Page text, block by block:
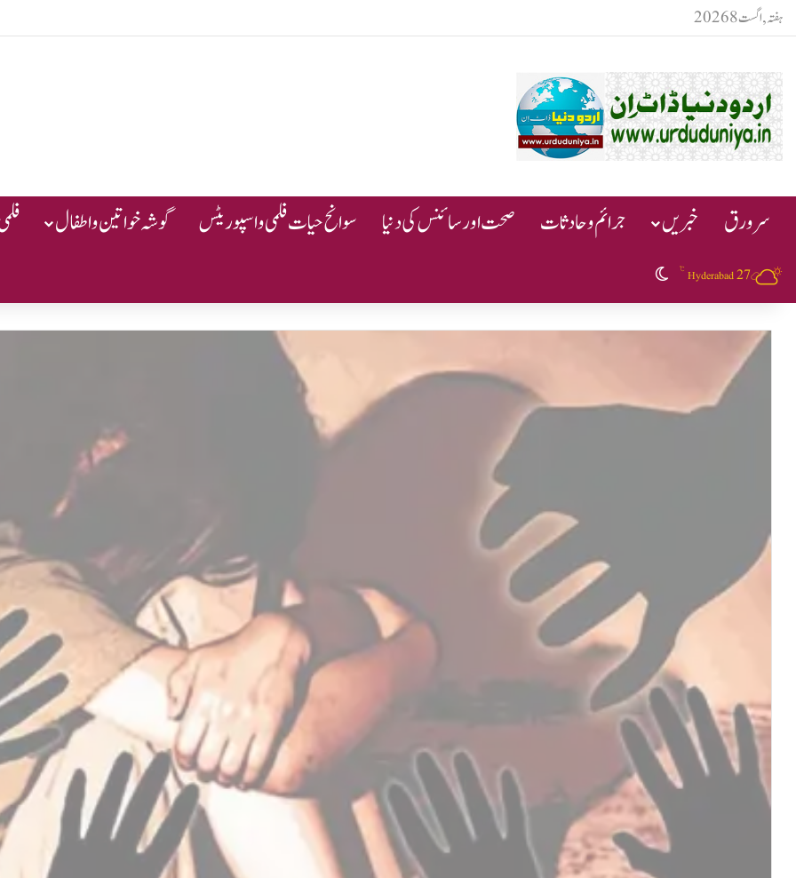
ہفتہ, اگست 8 2026
سرورق خبریں جرائم و حادثات صحت اور سائنس کی دنیا سوانح حیات فلمی و اسپوریٹس گوشہ خواتین و اطفال
Hyderabad27
℃